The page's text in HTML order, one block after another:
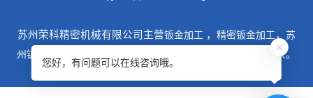
苏州荣科精密机械有限公司主营钣金加工 ， 精密钣金加工， 苏
州钣金加工
，是一家专业从事设计制造钣金加工为主的厂家。
您好，有问题可以在线咨询哦。